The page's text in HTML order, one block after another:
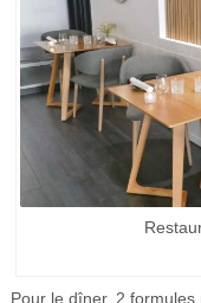
Pour le dîner, 2